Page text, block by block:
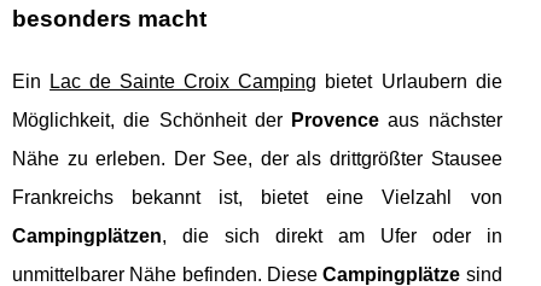
besonders macht
Ein Lac de Sainte Croix Camping bietet Urlaubern die
Möglichkeit, die Schönheit der Provence aus nächster
Nähe zu erleben. Der See, der als drittgrößter Stausee
Frankreichs bekannt ist, bietet eine Vielzahl von
Campingplätzen, die sich direkt am Ufer oder in
unmittelbarer Nähe befinden. DieseCampingplätze sind